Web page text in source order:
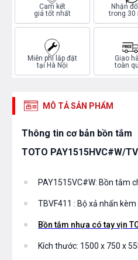
Cam kết
giá tốt nhất
Nhận
trong 30
Miễn phí lắp đặt
tại Hà Nội
Giao
toàn
MÔ TẢ SẢN PHẨM
Thông tin cơ bản bồn tắm
TOTO PAY1515HVC#W/
PAY1515VC#W: Bồn tắm
TBVF411 : Bộ xả nhấn
Bồn tắm nhựa có tay vịn
Kích thước: 1500 x 750 x